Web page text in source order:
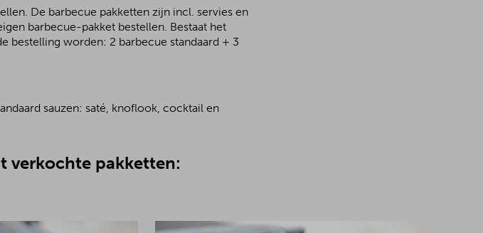
De barbecue pakketten zijn incl. servies en
barbecue-pakket bestellen. Bestaat het
bestelling worden: 2 barbecue standaard + 3
sauzen: saté, knoflook, cocktail en
verkochte pakketten: